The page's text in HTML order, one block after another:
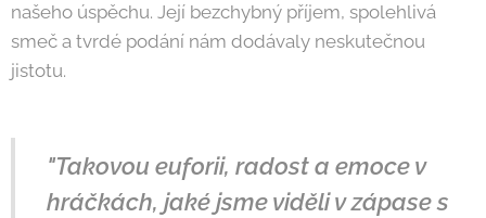
našeho úspěchu. Její bezchybný příjem, spolehlivá
smeč a tvrdé podání nám dodávaly neskutečnou
jistotu.
"Takovou euforii, radost a emoce v
hráčkách, jaké jsme viděli v zápase s